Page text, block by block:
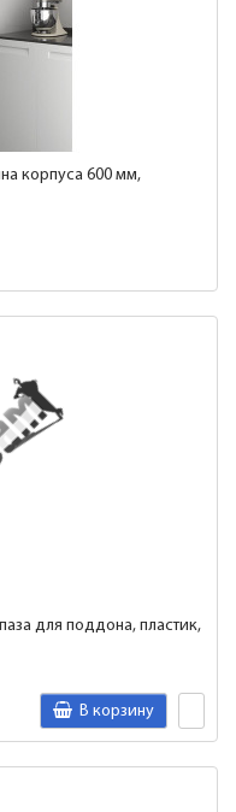
корпуса 600 мм,
для поддона, пластик,
В корзину